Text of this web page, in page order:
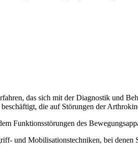
das sich mit der Diagnostik und
die auf Störungen der
Funktionsstörungen des
und Mobilisationstechniken, bei denen